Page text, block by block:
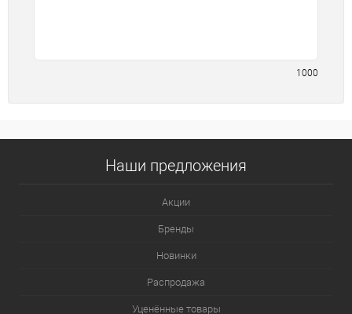
1000
Наши предложения
Акции
Бренды
Новинки
Распродажа
Уценённые товары